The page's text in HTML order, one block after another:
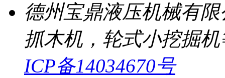
德州宝鼎液压机械有
抓木机，轮式小挖掘
ICP备14034670号